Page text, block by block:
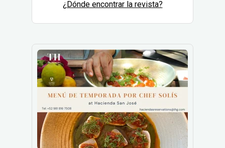
¿Dónde encontrar la revista?